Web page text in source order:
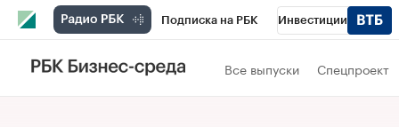
Подписка на РБК Инвестиции
РБК Вино Все выпуски Спецпроект